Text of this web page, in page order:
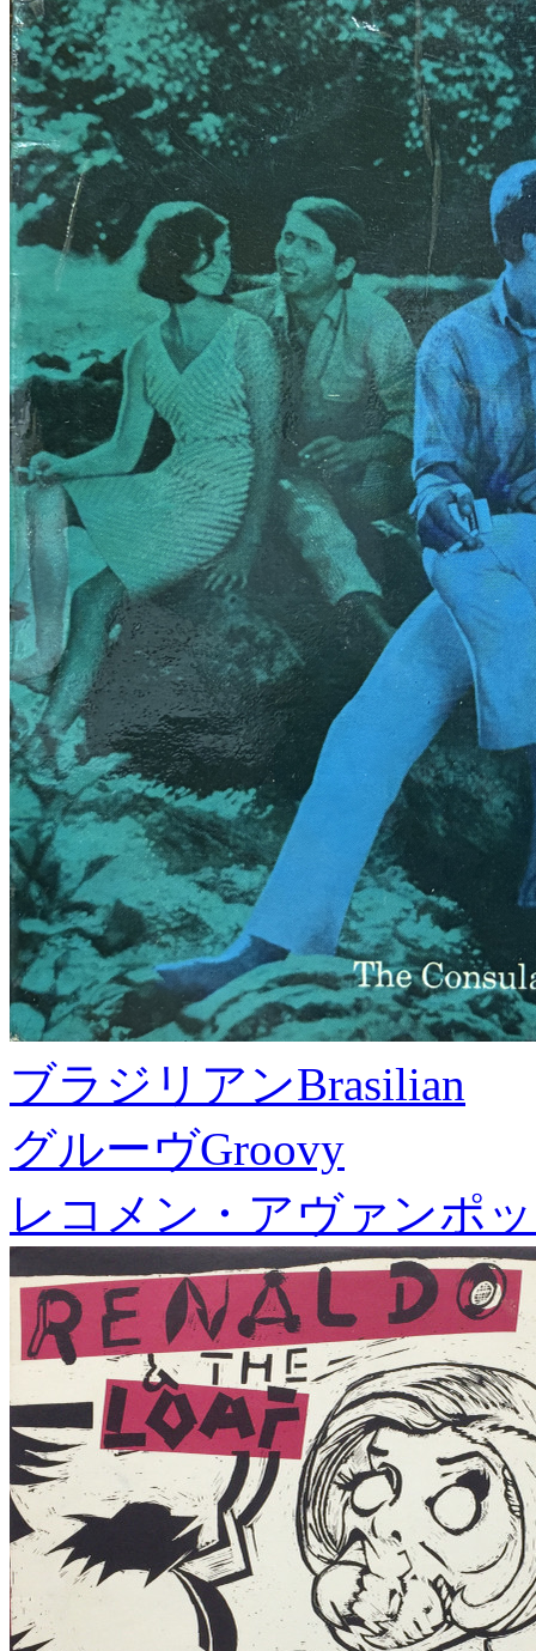
ブラジリアンBrasilian
グルーヴGroovy
レコメン・アヴァンポ